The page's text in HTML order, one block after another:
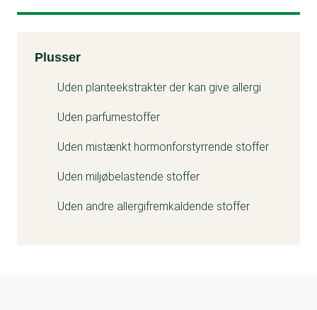
Kemitest
Plusser
Uden planteekstrakter der kan give allergi
Uden parfumestoffer
Uden mistænkt hormonforstyrrende stoffer
Uden miljøbelastende stoffer
Uden andre allergifremkaldende stoffer